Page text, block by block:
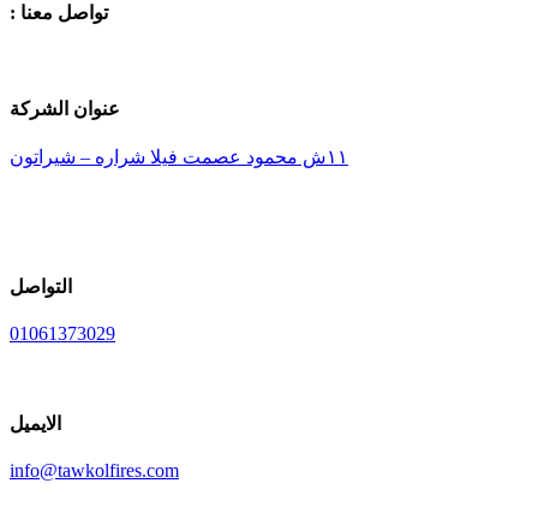
: تواصل معنا
عنوان الشركة
١١ش محمود عصمت فيلا شراره – شيراتون
التواصل
01061373029
الايميل
info@tawkolfires.com